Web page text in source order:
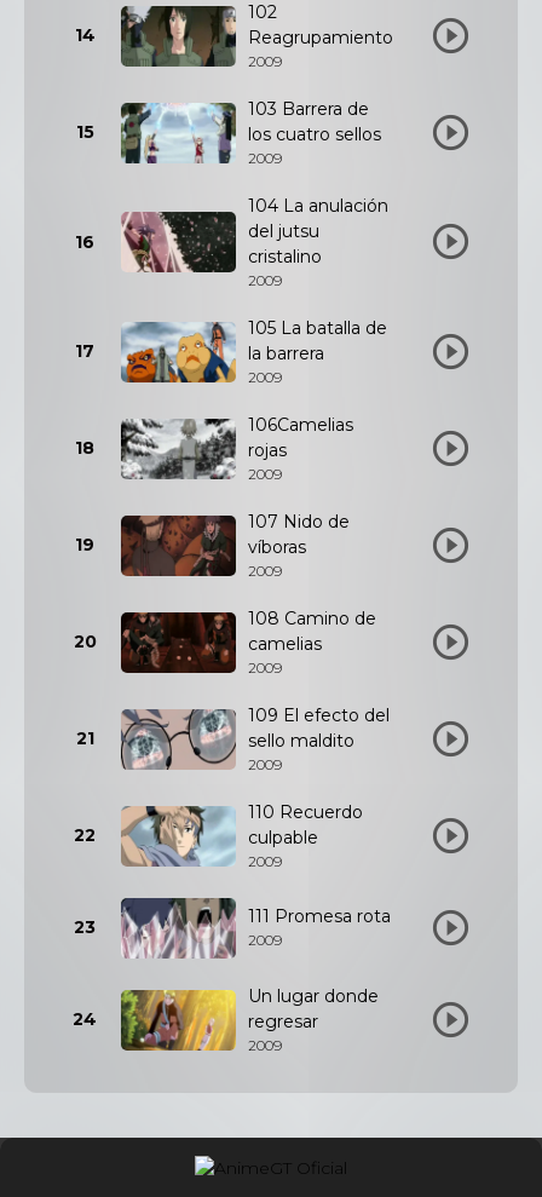
14
102
Reagrupamiento
2009
15
103 Barrera de
los cuatro sellos
2009
16
104 La anulación
del jutsu
cristalino
2009
17
105 La batalla de
la barrera
2009
18
106Camelias
rojas
2009
19
107 Nido de
víboras
2009
20
108 Camino de
camelias
2009
21
109 El efecto del
sello maldito
2009
22
110 Recuerdo
culpable
2009
23 111 Promesa rota
2009
24
Un lugar donde
regresar
2009